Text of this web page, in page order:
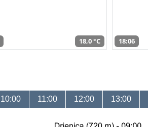
18,0 °C 18:06
10:00 11:00 12:00 13:00